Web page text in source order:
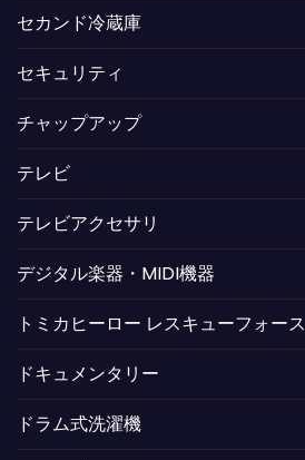
セカンド冷蔵庫
セキュリティ
チャップアップ
テレビ
テレビアクセサリ
デジタル楽器・MIDI機器
トミカヒーロー レスキューフォース
ドキュメンタリー
ドラム式洗濯機